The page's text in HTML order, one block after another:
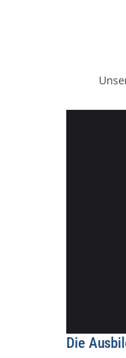
Die